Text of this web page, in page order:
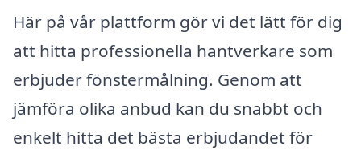
Här på vår plattform gör vi det lätt för dig
att hitta professionella hantverkare som
erbjuder fönstermålning. Genom att
jämföra olika anbud kan du snabbt och
enkelt hitta det bästa erbjudandet för